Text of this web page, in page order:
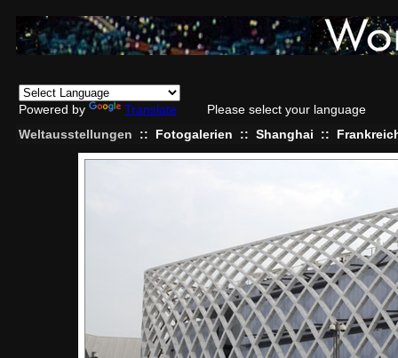
Powered by Translate
Please select your language
Weltausstellungen
:: Fotogalerien :: Shanghai ::